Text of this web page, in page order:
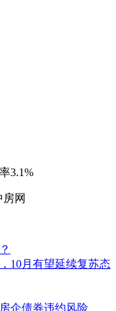
3.1%
房网
10月有望延续复苏态
企债券违约风险